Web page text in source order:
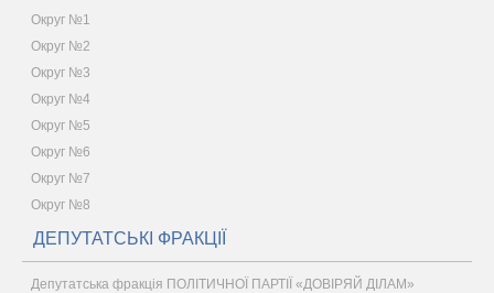
Округ №1
Округ №2
Округ №3
Округ №4
Округ №5
Округ №6
Округ №7
Округ №8
ДЕПУТАТСЬКІ ФРАКЦІЇ
Депутатська фракція ПОЛІТИЧНОЇ ПАРТІЇ «ДОВІРЯЙ ДІЛАМ»